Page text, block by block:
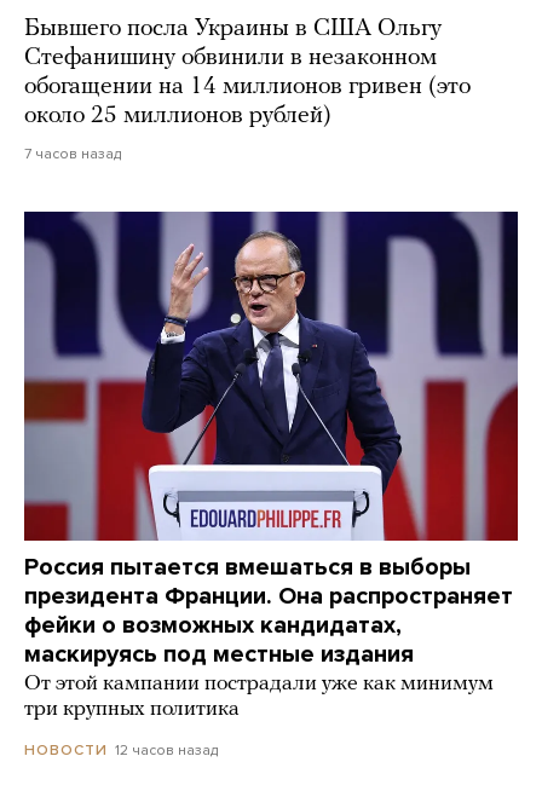
Бывшего посла Украины в США Ольгу
Стефанишину обвинили в незаконном
обогащении на 14 миллионов гривен (это
около 25 миллионов рублей)
7 часов назад
Россия пытается вмешаться в выборы
президента Франции. Она распространяет
фейки о возможных кандидатах,
маскируясь под местные издания
От этой кампании пострадали уже как минимум
три крупных политика
НОВОСТИ 12 часов назад